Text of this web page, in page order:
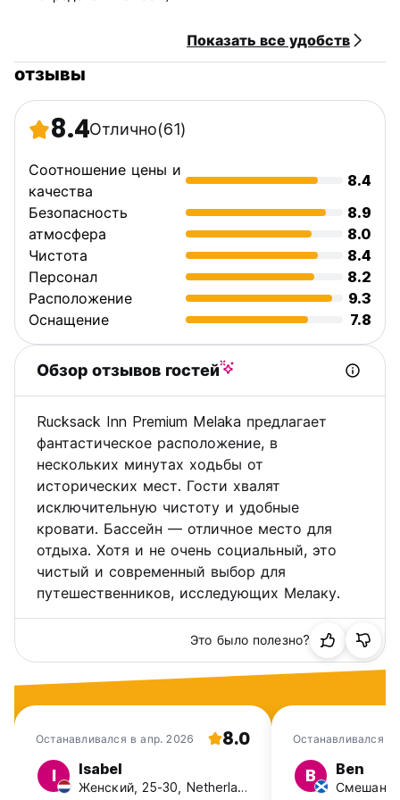
Показать все удобств
отзывы
8.4Отлично(61)
Соотношение цены и
качества
8.4
Безопасность
8.9
атмосфера
8.0
Чистота
8.4
Персонал
8.2
Расположение
9.3
Оснащение
7.8
Обзор отзывов гостей
Rucksack Inn Premium Melaka предлагает
фантастическое расположение, в
нескольких минутах ходьбы от
исторических мест. Гости хвалят
исключительную чистоту и удобные
кровати. Бассейн — отличное место для
отдыха. Хотя и не очень социальный, это
чистый и современный выбор для
путешественников, исследующих Мелаку.
Это было полезно?
Останавливался в апр. 2026 8.0
I Isabel
Женский, 25-30, Netherlands
Останавливался в
B Ben